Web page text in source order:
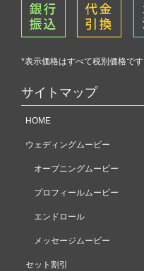
*表示価格はすべて税別価格です
サイトマップ
HOME
ウェディングムービー
オープニングムービー
プロフィールムービー
エンドロール
メッセージムービー
セット割引